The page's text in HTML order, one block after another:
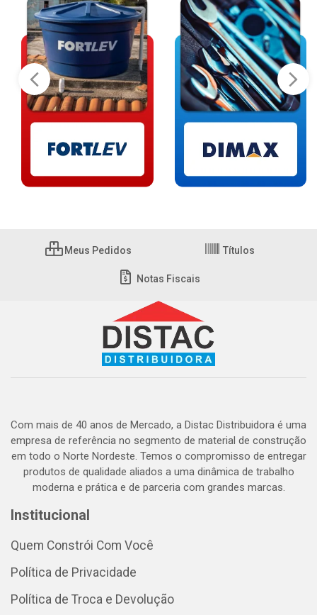
Meus Pedidos Títulos
Notas Fiscais
Com mais de 40 anos de Mercado, a Distac Distribuidora é uma
empresa de referência no segmento de material de construção
em todo o Norte Nordeste. Temos o compromisso de entregar
produtos de qualidade aliados a uma dinâmica de trabalho
moderna e prática e de parceria com grandes marcas.
Institucional
Quem Constrói Com Você
Política de Privacidade
Política de Troca e Devolução